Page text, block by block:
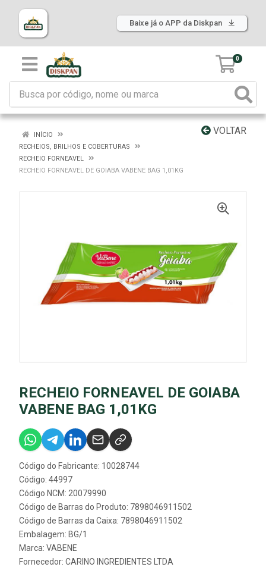
Baixe já o APP da Diskpan
0
VOLTAR
INÍCIO
RECHEIOS, BRILHOS E COBERTURAS
RECHEIO FORNEAVEL
RECHEIO FORNEAVEL DE GOIABA VABENE BAG 1,01KG
RECHEIO FORNEAVEL DE GOIABA
VABENE BAG 1,01KG
Código do Fabricante: 10028744
Código: 44997
Código NCM: 20079990
Código de Barras do Produto: 7898046911502
Código de Barras da Caixa: 7898046911502
Embalagem: BG/1
Marca: VABENE
Fornecedor: CARINO INGREDIENTES LTDA